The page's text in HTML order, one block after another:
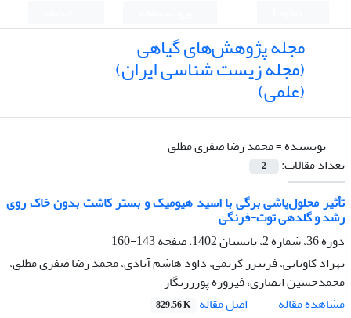
مجله پژوهش‌های گیاهی
(مجله زیست شناسی ایران)
(علمی)
نویسنده =محمد رضا صفری مطلق
تعداد مقالات:
2
‌‌تأثیر محلول‌پاشی برگی با اسید هیومیک و بستر کاشت بدون خاک روی
رشد و گلدهی توت-فرنگی
دوره 36، شماره 2، تابستان 1402، صفحه
143-160
بهزاد کاویانی، فریبرز کریمی، داود هاشم آبادی، محمد رضا صفری مطلق،
محمدحسین انصاری، فیروزه پورزرنگار
مشاهده مقاله
اصل مقاله 829.56 K